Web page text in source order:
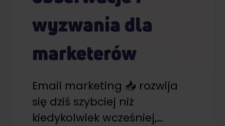
Partnerzy mogą połączyć te informacje z innymi danymi
otrzymanymi od Ciebie lub uzyskanymi podczas
korzystania z ich usług.
wyzwania dla
marketerów
Email marketing 📥 rozwija
się dziś szybciej niż
kiedykolwiek wcześniej,…